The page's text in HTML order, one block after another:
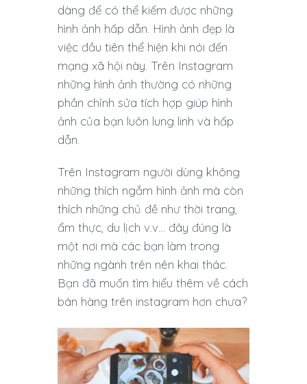
dàng để có thể kiếm được những
hình ảnh hấp dẫn. Hình ảnh đẹp là
việc đầu tiên thể hiện khi nói đến
mạng xã hội này. Trên Instagram
những hình ảnh thường có những
phần chỉnh sửa tích hợp giúp hình
ảnh của bạn luôn lung linh và hấp
dẫn.
Trên Instagram người dùng không
những thích ngắm hình ảnh mà còn
thích những chủ đề như thời trang,
ẩm thực, du lịch v.v… đây đúng là
một nơi mà các bạn làm trong
những ngành trên nên khai thác.
Bạn đã muốn tìm hiểu thêm về cách
bán hàng trên instagram hơn chưa?